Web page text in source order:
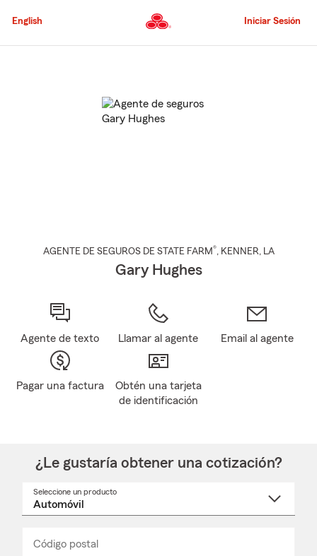
al
principal
English Iniciar Sesión
AGENTE DE SEGUROS DE STATE FARM®, KENNER, LA
Gary Hughes
Agente de texto Llamar al agente Email al agente
Pagar una factura
Obtén una tarjeta
de identificación
¿Le gustaría obtener una cotización?
Seleccione un producto
Código postal
_____